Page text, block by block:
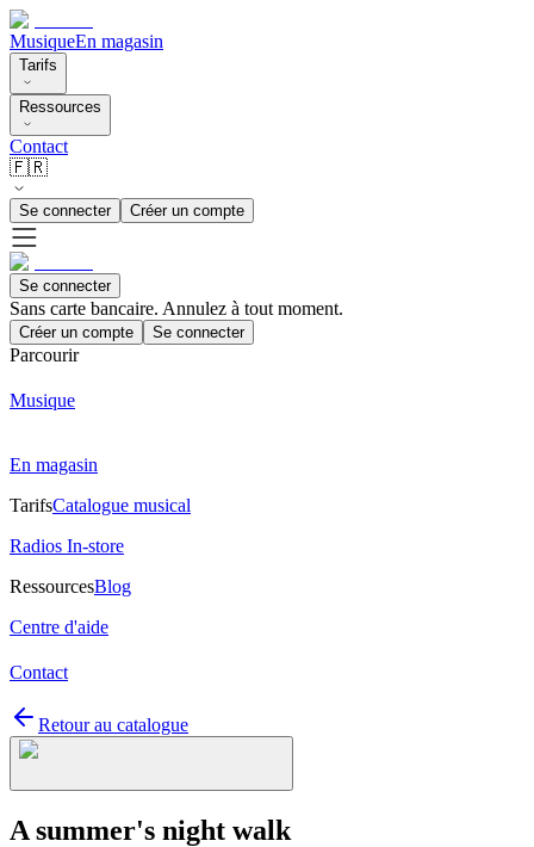
MusiqueEn magasin
Tarifs
Ressources
Contact
🇫🇷
Se connecter Créer un compte
Se connecter
Sans carte bancaire. Annulez à tout moment.
Créer un compte Se connecter
Parcourir
Musique
En magasin
TarifsCatalogue musical
Radios In-store
RessourcesBlog
Centre d'aide
Contact
Retour au catalogue
A summer's night walk